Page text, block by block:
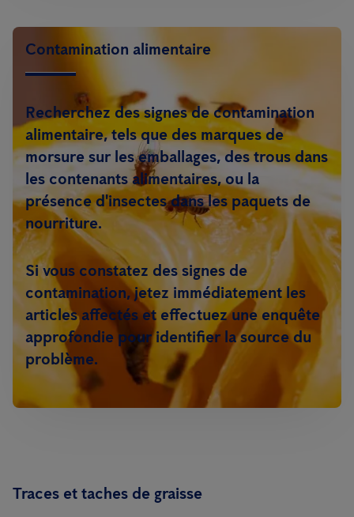
Contamination alimentaire
Recherchez des signes de contamination
alimentaire, tels que des marques de
morsure sur les emballages, des trous dans
les contenants alimentaires, ou la
présence d'insectes dans les paquets de
nourriture.
Si vous constatez des signes de
contamination, jetez immédiatement les
articles affectés et effectuez une enquête
approfondie pour identifier la source du
problème.
Traces et taches de graisse